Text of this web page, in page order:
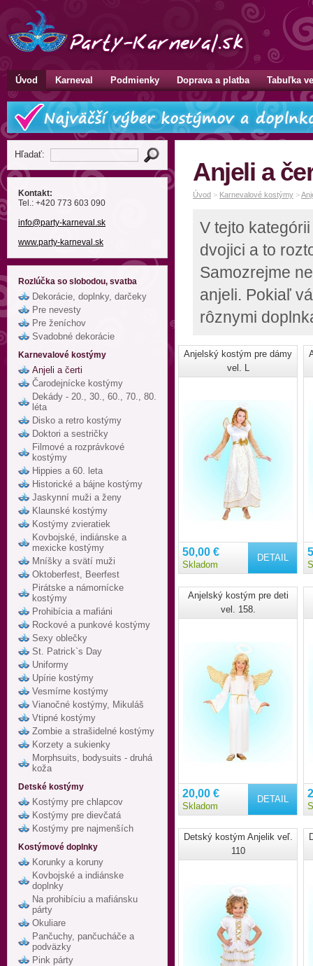
Úvod Karneval Podmienky Doprava a platba Tabuľka
Hľadať:
Kontakt:
Tel.: +420 773 603 090
info@party-karneval .sk
www.party-karneval.sk
Rozlúčka so slobodou, svatba
Dekorácie, doplnky, darčeky
Pre nevesty
Pre ženíchov
Svadobné dekorácie
Karnevalové kostýmy
Anjeli a čerti
Čarodejnícke kostýmy
Dekády - 20., 30., 60., 70., 80.
léta
Disko a retro kostýmy
Doktori a sestričky
Filmové a rozprávkové
kostýmy
Hippies a 60. leta
Historické a bájne kostýmy
Jaskynní muži a ženy
Klaunské kostýmy
Kostýmy zvieratiek
Kovbojské, indiánske a
mexicke kostýmy
Mníšky a svätí muži
Oktoberfest, Beerfest
Pirátske a námornícke
kostýmy
Prohibícia a mafiáni
Rockové a punkové kostýmy
Sexy oblečky
St. Patrick`s Day
Uniformy
Upírie kostýmy
Vesmírne kostýmy
Vianočné kostýmy, Mikuláš
Vtipné kostýmy
Zombie a strašidelné kostýmy
Korzety a sukienky
Morphsuits, bodysuits - druhá
koža
Detské kostýmy
Kostýmy pre chlapcov
Kostýmy pre dievčatá
Kostýmy pre najmenších
Kostýmové doplnky
Korunky a koruny
Kovbojské a indiánske
doplnky
Na prohibíciu a mafiánsku
párty
Okuliare
Pančuchy, pančucháče a
podväzky
Pink párty
Anjeli a
Úvod > Karnevalové kostýmy >
V tejto
dvojici a to
Samozrejme
anjeli. Pokiaľ
rôznymi
Anjelský kostým pre dámy
vel. L
DETAIL
50,00 €
Skladom
Anjelský kostým pre deti
vel. 158.
DETAIL
20,00 €
Skladom
Detský kostým Anjelik veľ.
110